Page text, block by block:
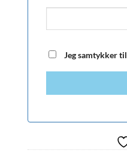
Jeg samtykker til